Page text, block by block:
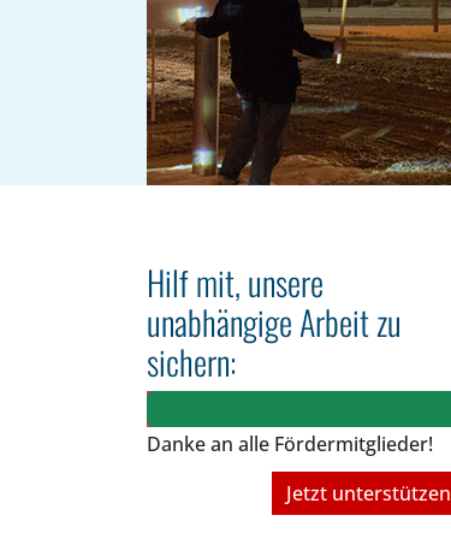
Hilf mit, unsere
unabhängige Arbeit zu
sichern:
Danke an alle Fördermitglieder!
Jetzt unterstützen